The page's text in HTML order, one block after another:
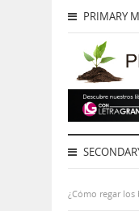
PRIMARY
¿Cómo regar los